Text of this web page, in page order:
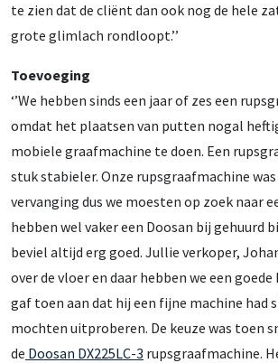
te zien dat de cliënt dan ook nog de hele
grote glimlach rondloopt.’’
Toevoeging
‘’We hebben sinds een jaar of zes een
omdat het plaatsen van putten nogal
mobiele graafmachine te doen. Een
stuk stabieler. Onze rupsgraafmachine
vervanging dus we moesten op zoek naar
hebben wel vaker een Doosan bij gehuurd
beviel altijd erg goed. Jullie verkoper,
over de vloer en daar hebben we een
gaf toen aan dat hij een fijne machine had
mochten uitproberen. De keuze was toen
de Doosan DX225LC-3 rupsgraafmachine.